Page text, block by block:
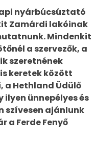
nyárbúcsúztató
Zamárdi lakóinak
Mindenkit
a szervezők, a
szeretnének
keretek között
a Hethland Üdülő
ilyen ünnepélyes és
szívesen ajánlunk
a Ferde Fenyő